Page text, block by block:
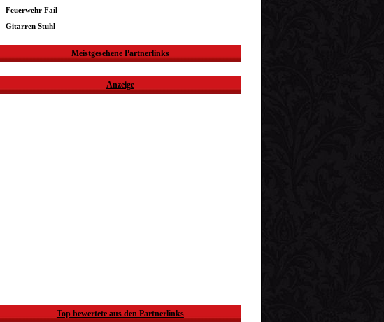
-Feuerwehr Fail
-Gitarren Stuhl
Meistgesehene Partnerlinks
Anzeige
Top bewertete aus den Partnerlinks